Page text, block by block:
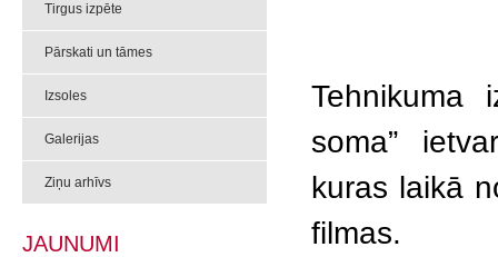
Tirgus izpēte
Pārskati un tāmes
Izsoles
Galerijas
Ziņu arhīvs
JAUNUMI
Tehnikuma
soma”
kuras laikā
filmas.